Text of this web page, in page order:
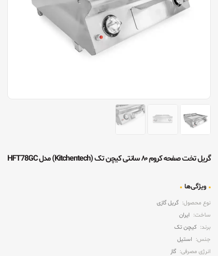
گریل تخت صفحه کروم ۸۰ سانتی کیچن تک (Kitchentech) مدل HFT78GC
ویژگی‌ها
نوع محصول: گریل گازی
ساخت: ایران
برند: کیچن تک
جنس: استیل
انرژی مصرفی: گاز